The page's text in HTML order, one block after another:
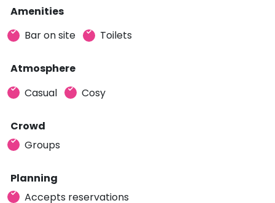
Amenities
Bar on site
Toilets
Atmosphere
Casual
Cosy
Crowd
Groups
Planning
Accepts reservations